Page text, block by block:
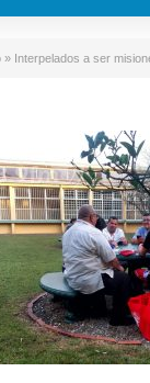
» Interpelados a ser